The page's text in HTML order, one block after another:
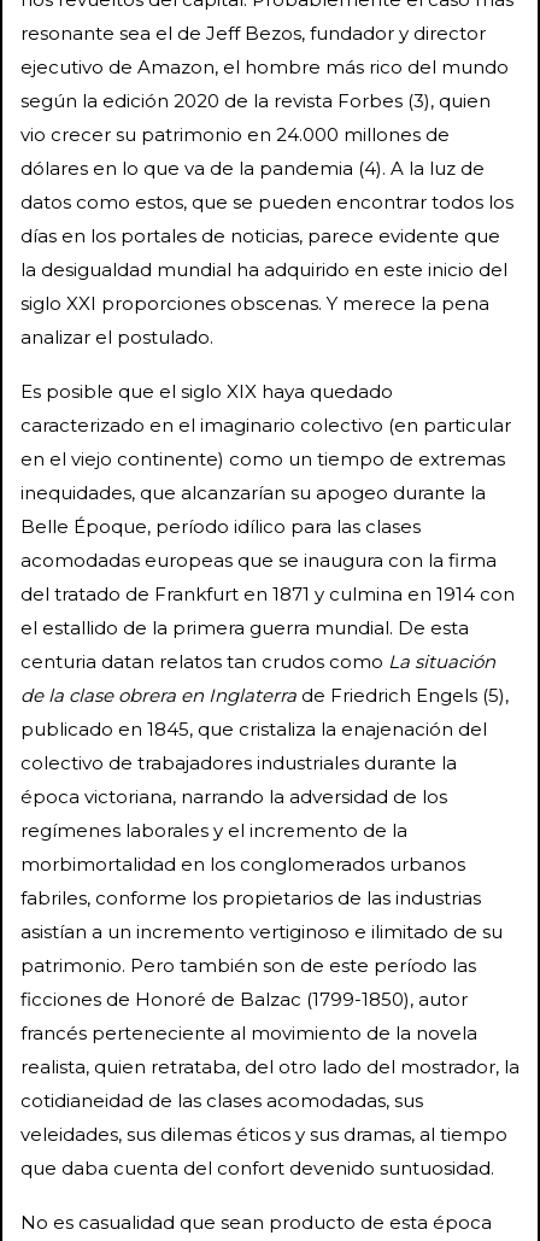
resonante sea el de Jeff Bezos, fundador y director
ejecutivo de Amazon, el hombre más rico del mundo
según la edición 2020 de la revista Forbes (3), quien
vio crecer su patrimonio en 24.000 millones de
dólares en lo que va de la pandemia (4). A la luz de
datos como estos, que se pueden encontrar todos los
días en los portales de noticias, parece evidente que
la desigualdad mundial ha adquirido en este inicio del
siglo XXI proporciones obscenas. Y merece la pena
analizar el postulado.
Es posible que el siglo XIX haya quedado
caracterizado en el imaginario colectivo (en particular
en el viejo continente) como un tiempo de extremas
inequidades, que alcanzarían su apogeo durante la
Belle Époque, período idílico para las clases
acomodadas europeas que se inaugura con la firma
del tratado de Frankfurt en 1871 y culmina en 1914 con
el estallido de la primera guerra mundial. De esta
centuria datan relatos tan crudos como La situación
de la clase obrera en Inglaterra de Friedrich Engels (5),
publicado en 1845, que cristaliza la enajenación del
colectivo de trabajadores industriales durante la
época victoriana, narrando la adversidad de los
regímenes laborales y el incremento de la
morbimortalidad en los conglomerados urbanos
fabriles, conforme los propietarios de las industrias
asistían a un incremento vertiginoso e ilimitado de su
patrimonio. Pero también son de este período las
ficciones de Honoré de Balzac (1799-1850), autor
francés perteneciente al movimiento de la novela
realista, quien retrataba, del otro lado del mostrador, la
cotidianeidad de las clases acomodadas, sus
veleidades, sus dilemas éticos y sus dramas, al tiempo
que daba cuenta del confort devenido suntuosidad.
No es casualidad que sean producto de esta época